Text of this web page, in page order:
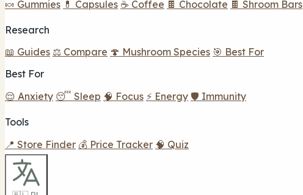
🍬 Gummies 💊 Capsules ☕ Coffee 🍫 Chocolate 🍫 Shroom Bars
Research
📖 Guides ⚖️ Compare 🍄 Mushroom Species 🎯 Best For
Best For
😌 Anxiety 😴 Sleep 🧠 Focus ⚡ Energy 🛡️ Immunity
Tools
📍 Store Finder 💰 Price Tracker 🧠 Quiz